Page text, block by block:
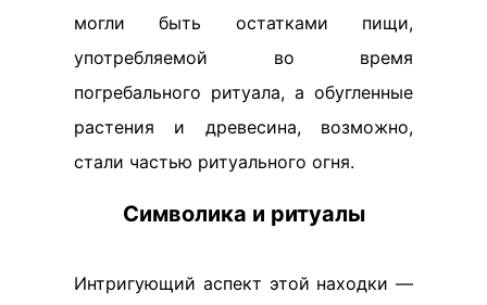
могли быть остатками пищи,
употребляемой во время
погребального ритуала, а обугленные
растения и древесина, возможно,
стали частью ритуального огня.
Символика и ритуалы
Интригующий аспект этой находки —